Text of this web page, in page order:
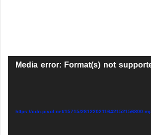
Media error: Format(s) not